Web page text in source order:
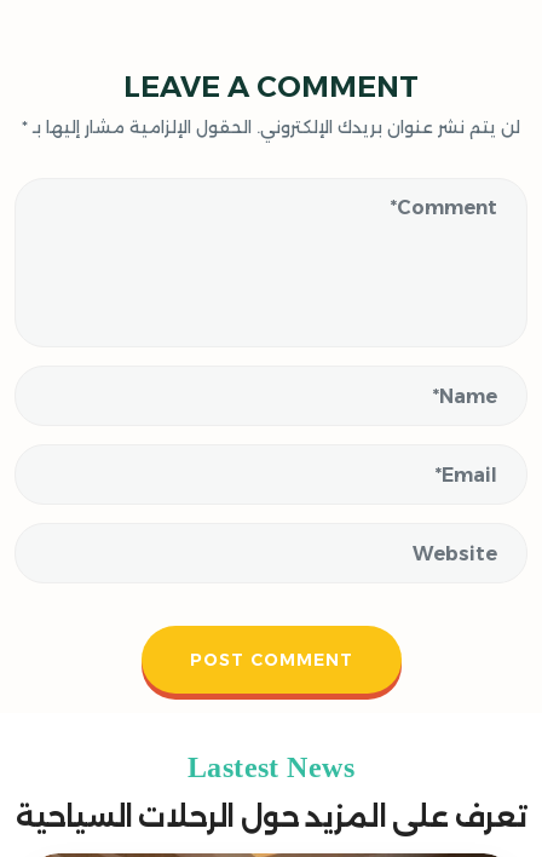
LEAVE A COMMENT
لن يتم نشر عنوان بريدك الإلكتروني. الحقول الإلزامية مشار إليها بـ*
Lastest News
تعرف على المزيد حول الرحلات السياحية